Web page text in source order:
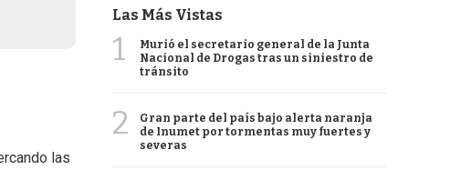
las
Las Más Vistas
1
Murió el secretario general de la Junta
Nacional de Drogas tras un siniestro de
tránsito
2
Gran parte del país bajo alerta naranja
de Inumet por tormentas muy fuertes y
severas